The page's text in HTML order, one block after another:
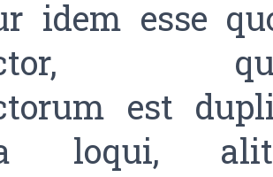
idem esse
est
loqui,